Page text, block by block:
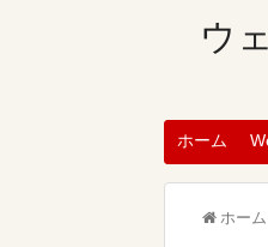
ウ
ホーム
ホーム